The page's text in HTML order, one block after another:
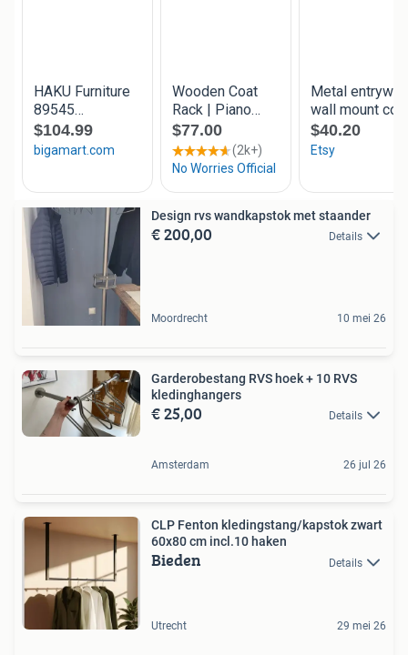
Design rvs wandkapstok met staander
€ 200,00 Details
Moordrecht 10 mei 26
Garderobestang RVS hoek + 10 RVS
kledinghangers
€ 25,00 Details
Amsterdam 26 jul 26
CLP Fenton kledingstang/kapstok zwart
60x80 cm incl.10 haken
Bieden Details
Utrecht 29 mei 26